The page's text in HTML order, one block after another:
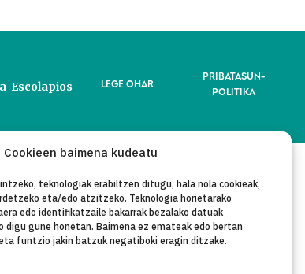
Cookieen baimena kudeatu
teknologiak erabiltzen ditugu, hala nola cookieak,
eta/edo atzitzeko. Teknologia horietarako
edo identifikatzaile bakarrak bezalako datuak
digu gune honetan. Baimena ez emateak edo bertan
funtzio jakin batzuk negatiboki eragin ditzake.
Escolapios LEGE OHAR
PRIBATASUN-
POLITIKA